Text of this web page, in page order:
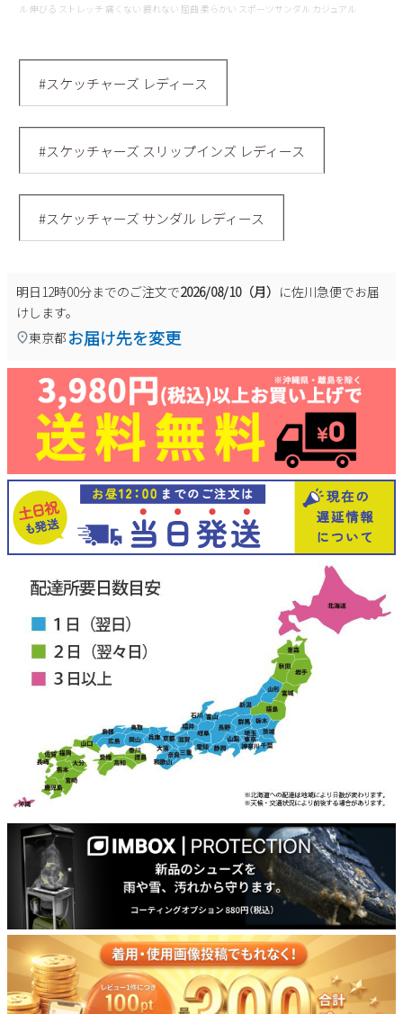
ル 伸びる ストレッチ 痛くない 疲れない 屈曲 柔らかい スポーツサンダル カジュアル
#スケッチャーズ レディース
#スケッチャーズ スリップインズ レディース
#スケッチャーズ サンダル レディース
明日12時00分までのご注文で2026/08/10（月） に佐川急便でお届
けします。
東京都 お届け先を変更